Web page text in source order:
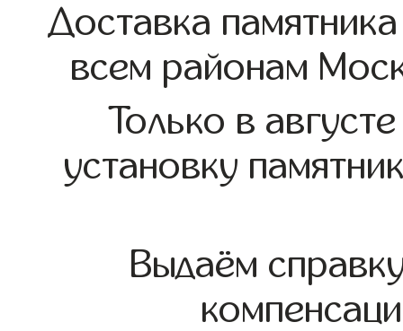
Доставка
всем районам
Только в
установку
Выдаём